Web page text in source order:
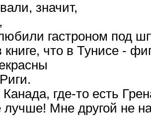
значит,
гастроном под
что в Тунисе -
Канада, где-то есть
лучше! Мне другой не